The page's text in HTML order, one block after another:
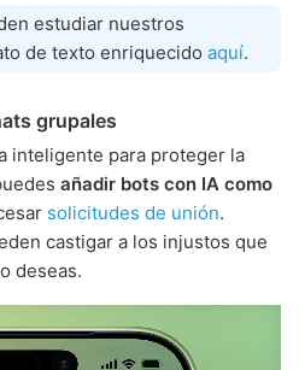
estudiar nuestros
de texto enriquecido aquí.
grupales
inteligente para proteger la
añadir bots con IA como
solicitudes de unión.
castigar a los injustos que
deseas.